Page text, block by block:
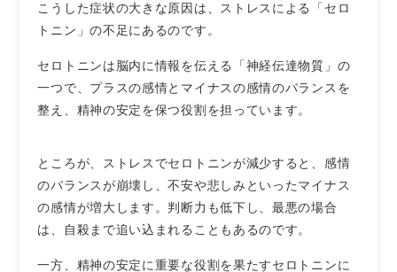
こうした症状の大きな原因は、ストレスによる「セロ
トニン」の不足にあるのです。
セロトニンは脳内に情報を伝える「神経伝達物質」の
一つで、プラスの感情とマイナスの感情のバランスを
整え、精神の安定を保つ役割を担っています。
ところが、ストレスでセロトニンが減少すると、感情
のバランスが崩壊し、不安や悲しみといったマイナス
の感情が増大します。判断力も低下し、最悪の場合
は、自殺まで追い込まれることもあるのです。
一方、精神の安定に重要な役割を果たすセロトニンに